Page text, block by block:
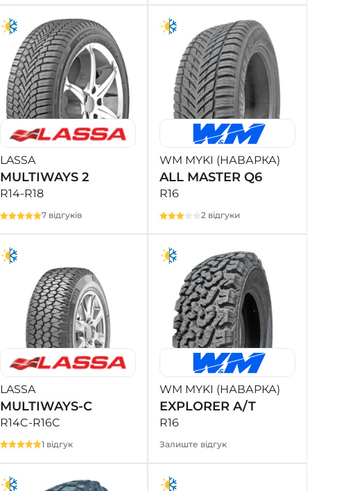
LASSA
MULTIWAYS 2
R14-R18
7 відгуків
WM MYKI (НАВАРКА)
ALL MASTER Q6
R16
2 відгуки
LASSA
MULTIWAYS-C
R14C-R16C
1 відгук
WM MYKI (НАВАРКА)
EXPLORER A/T
R16
Залиште відгук